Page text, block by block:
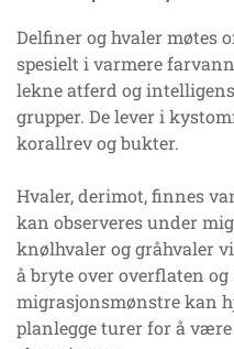
Delfiner og hvaler møtes
spesielt i varmere
lekne atferd og
grupper. De lever i
korallrev og bukter.
Hvaler, derimot, finnes
kan observeres under
knølhvaler og gråhvaler
å bryte over overflaten
migrasjonsmønstre kan
planlegge turer for å